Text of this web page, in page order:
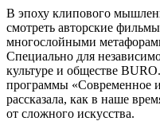
В эпоху клипового
смотреть авторские
многослойными
Специально для
культуре и обществе
программы «Современное
рассказала, как в наше
от сложного искусства.